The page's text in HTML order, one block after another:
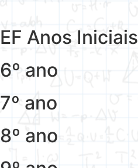
EF Anos Iniciais
6º ano
7º ano
8º ano